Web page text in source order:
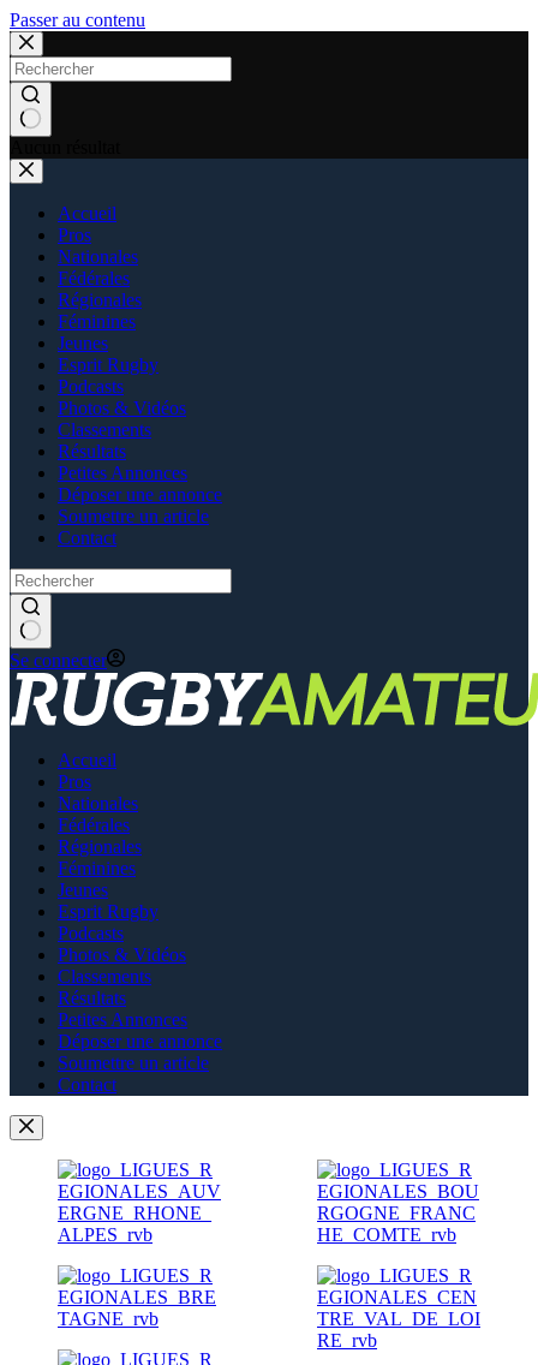
Passer au contenu
Accueil
Pros
Nationales
Fédérales
Régionales
Féminines
Jeunes
Esprit Rugby
Podcasts
Photos & Vidéos
Classements
Résultats
Petites Annonces
Déposer une annonce
Soumettre un article
Contact
Se connecter
Accueil
Pros
Nationales
Fédérales
Régionales
Féminines
Jeunes
Esprit Rugby
Podcasts
Photos & Vidéos
Classements
Résultats
Petites Annonces
Déposer une annonce
Soumettre un article
Contact